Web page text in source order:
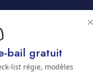
Jura bernois
bail gratuit
list régie, modèles